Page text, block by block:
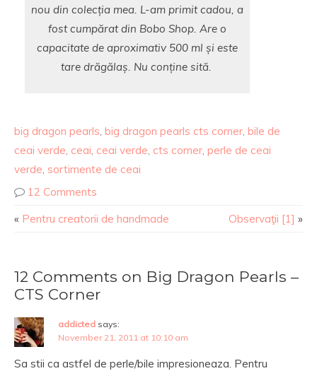
nou din colecția mea. L-am primit cadou, a
fost cumpărat din Bobo Shop. Are o
capacitate de aproximativ 500 ml și este
tare drăgălaș. Nu conține sită.
big dragon pearls, big dragon pearls cts corner, bile de
ceai verde, ceai, ceai verde, cts corner, perle de ceai
verde, sortimente de ceai
12 Comments
« Pentru creatorii de handmade Observaţii [1] »
12 Comments on Big Dragon Pearls –
CTS Corner
addicted says:
November 21, 2011 at 10:10 am
Sa stii ca astfel de perle/bile impresioneaza. Pentru